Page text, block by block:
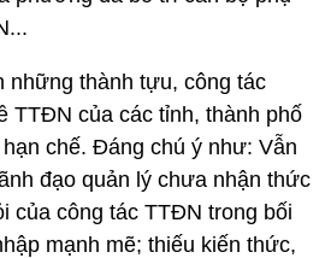
những thành tựu, công tác
TTĐN của các tỉnh, thành phố
chế. Đáng chú ý như: Vẫn
đạo quản lý chưa nhận thức
của công tác TTĐN trong bối
mạnh mẽ; thiếu kiến thức,